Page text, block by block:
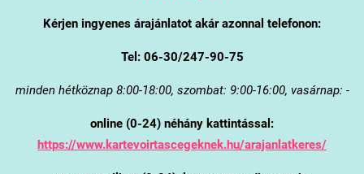
Kérjen ingyenes árajánlatot akár azonnal telefonon:
Tel: 06-30/247-90-75
minden hétköznap 8:00-18:00, szombat: 9:00-16:00, vasárnap: -
online (0-24) néhány kattintással:
https://www.kartevoirtascegeknek.hu/arajanlatkeres/